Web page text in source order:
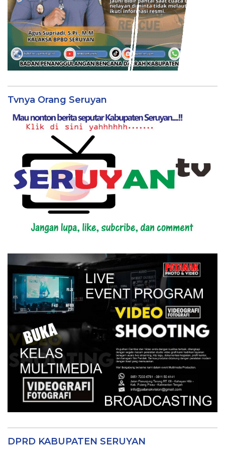
Tvnya Orang Seruyan
DPRD KABUPATEN SERUYAN